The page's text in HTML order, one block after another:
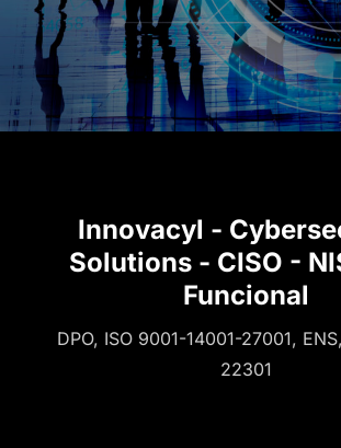
Innovacyl -
Solutions - CISO -
Funcional
DPO, ISO 9001-14001-27001,
22301